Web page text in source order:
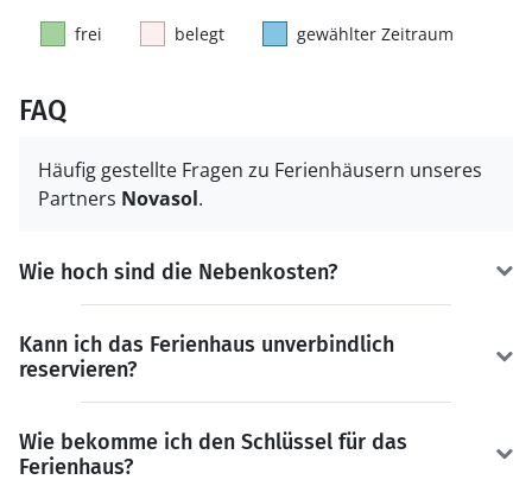
frei belegt gewählter Zeitraum
FAQ
Häufig gestellte Fragen zu Ferienhäusern unseres
Partners Novasol.
Wie hoch sind die Nebenkosten?
Kann ich das Ferienhaus unverbindlich
reservieren?
Wie bekomme ich den Schlüssel für das
Ferienhaus?